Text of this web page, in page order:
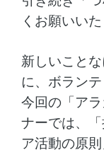
くお願いい
新しいこと
に、ボラン
今回の「ア
ナーでは、
ア活動の原